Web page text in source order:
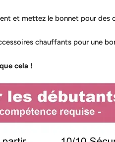
et mettez le bonnet pour des
chauffants pour une
cela !